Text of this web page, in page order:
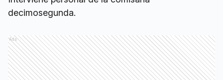
decimosegunda.
Ads